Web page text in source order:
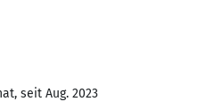
seit Aug. 2023